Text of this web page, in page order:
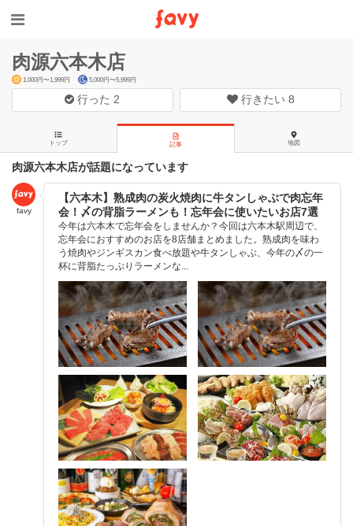
肉源六本木店
1,000円〜1,999円 5,000円〜5,999円
行った 2 行きたい 8
トップ 記事 地図
肉源六本木店が話題になっています
favy
【六本木】熟成肉の炭火焼肉に牛タンしゃぶで肉忘年
会！〆の背脂ラーメンも！忘年会に使いたいお店7選
今年は六本木で忘年会をしませんか？今回は六本木駅周辺で、
忘年会におすすめのお店を8店舗まとめました。熟成肉を味わ
う焼肉やジンギスカン食べ放題や牛タンしゃぶ、今年の〆の一
杯に背脂たっぷりラーメンな...